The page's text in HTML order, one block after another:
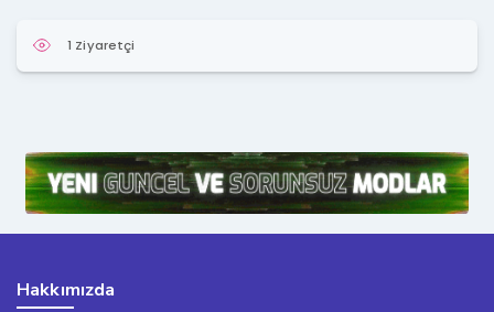
1 Ziyaretçi
Hakkımızda